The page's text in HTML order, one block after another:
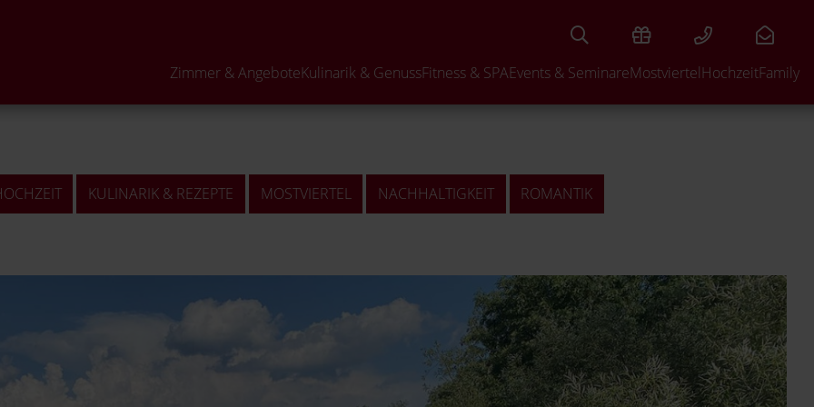
Zimmer & AngeboteKulinarik & GenussFitness & SPAEvents & SeminareMostviertelHochzeitFamily
KULINARIK & REZEPTE MOSTVIERTEL NACHHALTIGKEIT ROMANTIK